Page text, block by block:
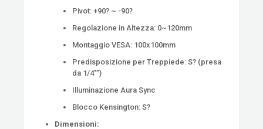
Pivot: +90? ~ -90?
Regolazione in Altezza: 0~120mm
Montaggio VESA: 100x100mm
Predisposizione per Treppiede: S? (presa
da 1/4″”)
Illuminazione Aura Sync
Blocco Kensington: S?
Dimensioni: